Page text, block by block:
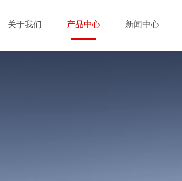
关于我们 产品中心 新闻中心